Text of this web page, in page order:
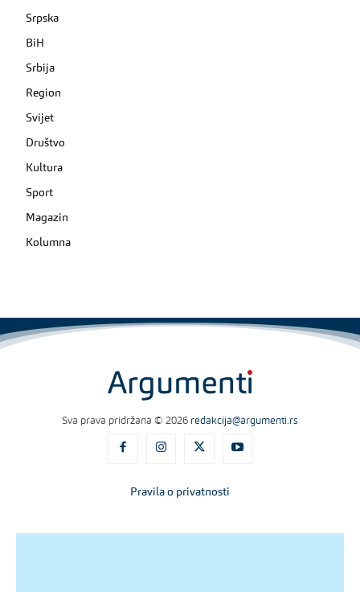
Srpska
BiH
Srbija
Region
Svijet
Društvo
Kultura
Sport
Magazin
Kolumna
Sva prava pridržana © 2026 redakcija@argumenti.rs
Pravila o privatnosti